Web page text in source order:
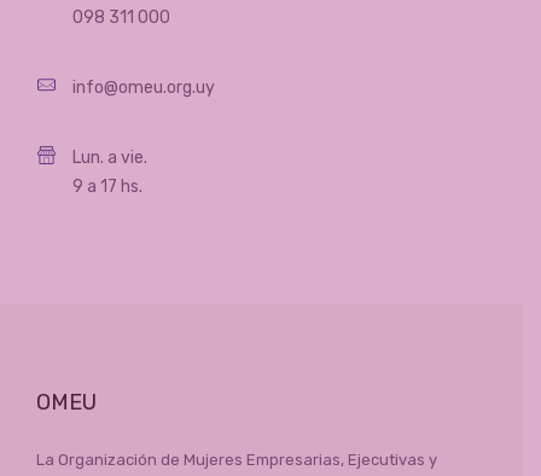
098 311 000
info@omeu.org.uy
Lun. a vie.
9 a 17 hs.
OMEU
La Organización de Mujeres Empresarias, Ejecutivas y